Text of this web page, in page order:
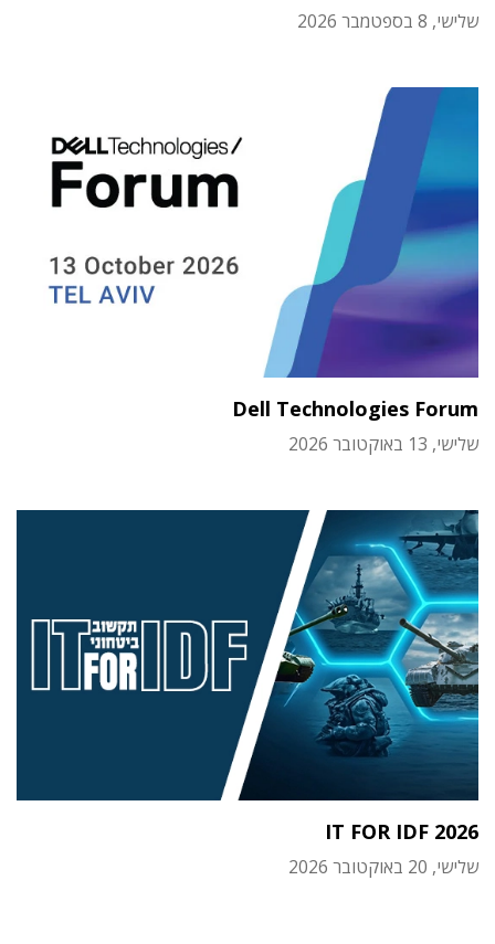
שלישי, 8 בספטמבר 2026
Dell Technologies Forum
שלישי, 13 באוקטובר 2026
IT FOR IDF 2026
שלישי, 20 באוקטובר 2026